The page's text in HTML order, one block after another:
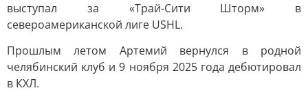
выступал за «Трай-Сити Шторм» в
североамериканской лиге USHL.
Прошлым летом Артемий вернулся в родной
челябинский клуб и 9 ноября 2025 года дебютировал
в КХЛ.